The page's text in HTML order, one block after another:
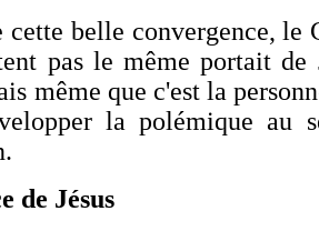
cette belle convergence, le
pas le même portait de
même que c'est la
la polémique au
de Jésus